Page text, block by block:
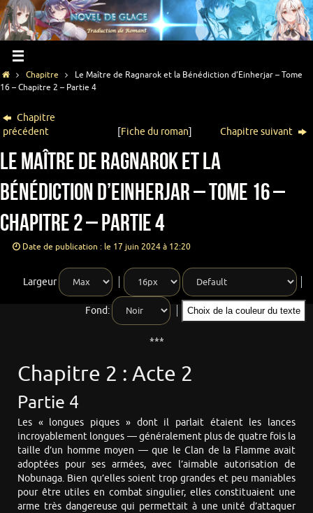
Chapitre
Le Maître de Ragnarok et la Bénédiction d’Einherjar – Tome
16 – Chapitre 2 – Partie 4
Chapitre
précédent
[Fiche du roman] Chapitre suivant
Le Maître de Ragnarok et la
Bénédiction d’Einherjar – Tome 16 –
Chapitre 2 – Partie 4
Date de publication : le 17 juin 2024 à 12:20
Largeur
Fond: Choix de la couleur du texte
***
Chapitre 2 : Acte 2
Partie 4
Les « longues piques » dont il parlait étaient les lances
incroyablement longues — généralement plus de quatre fois la
taille d’un homme moyen — que le Clan de la Flamme avait
adoptées pour ses armées, avec l’aimable autorisation de
Nobunaga. Bien qu’elles soient trop grandes et peu maniables
pour être utiles en combat singulier, elles constituaient une
arme très dangereuse qui permettait à une unité d’attaquer